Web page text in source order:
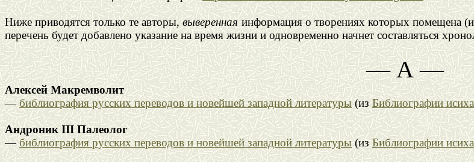
Ниже приводятся только те авторы,вывереннаяинформация о творениях которых помещена
перечень будет добавлено указание на время жизни и одновременно начнет составляться
— А —
Алексей Макремволит
—библиография русских переводов и новейшей западной литературы(изБиблиографии
Андроник III Палеолог
—библиография русских переводов и новейшей западной литературы(изБиблиографии